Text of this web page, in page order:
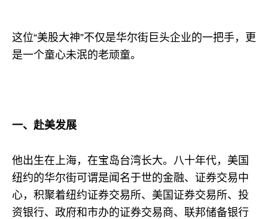
这位“美股大神”不仅是华尔街巨头企业的一把手，更
是一个童心未泯的老顽童。
一、赴美发展
他出生在上海，在宝岛台湾长大。八十年代，美国
纽约的华尔街可谓是闻名于世的金融、证券交易中
心，积聚着纽约证券交易所、美国证券交易所、投
资银行、政府和市办的证券交易商、联邦储备银行